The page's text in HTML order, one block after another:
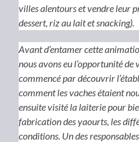
villes alentours et vendre leur
dessert, riz au lait et snacking).
Avant d’entamer cette
nous avons eu l’opportunité
commencé par découvrir
comment les vaches étaient
ensuite visité la laiterie pour
fabrication des yaourts, les
conditions. Un des